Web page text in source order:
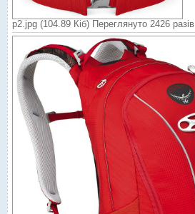
р2.jpg (104.89 Кіб) Переглянуто 2426 разів